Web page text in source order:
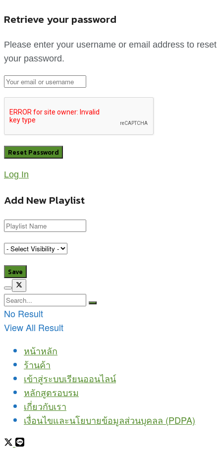
Retrieve your password
Please enter your username or email address to reset
your password.
Log In
Add New Playlist
No Result
View All Result
หน้าหลัก
ร้านค้า
เข้าสู่ระบบเรียนออนไลน์
หลักสูตรอบรม
เกี่ยวกับเรา
เงื่อนไขและนโยบายข้อมูลส่วนบุคลล (PDPA)